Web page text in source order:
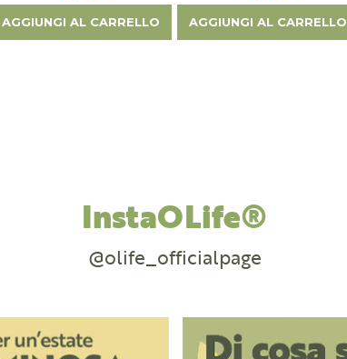
AGGIUNGI AL CARRELLO AGGIUNGI AL CARRELLO
InstaOLife®
@olife_officialpage